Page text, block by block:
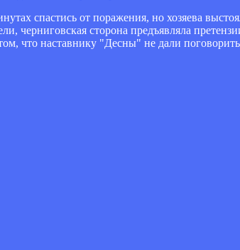
спастись от поражения, но хозяева
черниговская сторона предъявляла
что наставнику "Десны" не дали